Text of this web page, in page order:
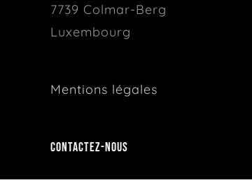
7739 Colmar-Berg
Luxembourg
Mentions légales
Contactez-nous